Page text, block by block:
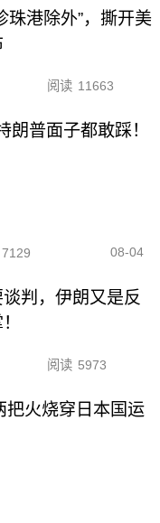
珠港除外”，撕开美
阅读 11663
朗普面子都敢踩！
7129 08-04
判，伊朗又是反
阅读 5973
把火烧穿日本国运